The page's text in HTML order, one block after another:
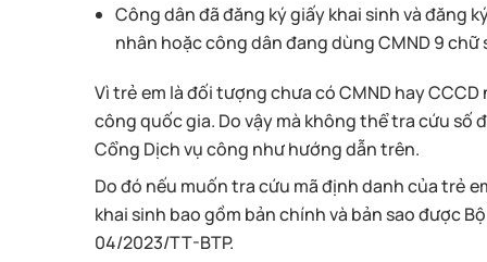
Công dân đã đăng ký giấy khai sinh và đăng
nhân hoặc công dân đang dùng CMND 9
Vì trẻ em là đối tượng chưa có CMND hay
công quốc gia. Do vậy mà không thể tra cứu số
Cổng Dịch vụ công như hướng dẫn trên.
Do đó nếu muốn tra cứu mã định danh của trẻ
khai sinh bao gồm bản chính và bản sao được
04/2023/TT-BTP.